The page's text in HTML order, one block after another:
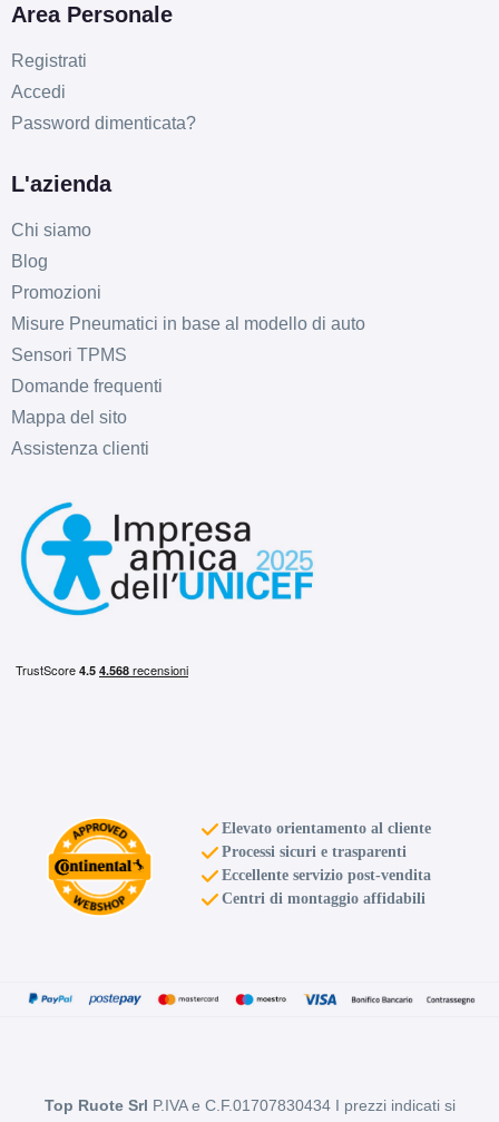
E
Area Personale
Registrati
Accedi
Password dimenticata?
L'azienda
Chi siamo
Blog
Promozioni
Misure Pneumatici in base al modello di auto
Sensori TPMS
Domande frequenti
Mappa del sito
Assistenza clienti
Elevato orientamento al cliente
Processi sicuri e trasparenti
Eccellente servizio post-vendita
Centri di montaggio affidabili
Top Ruote Srl P.IVA e C.F.01707830434 I prezzi indicati si